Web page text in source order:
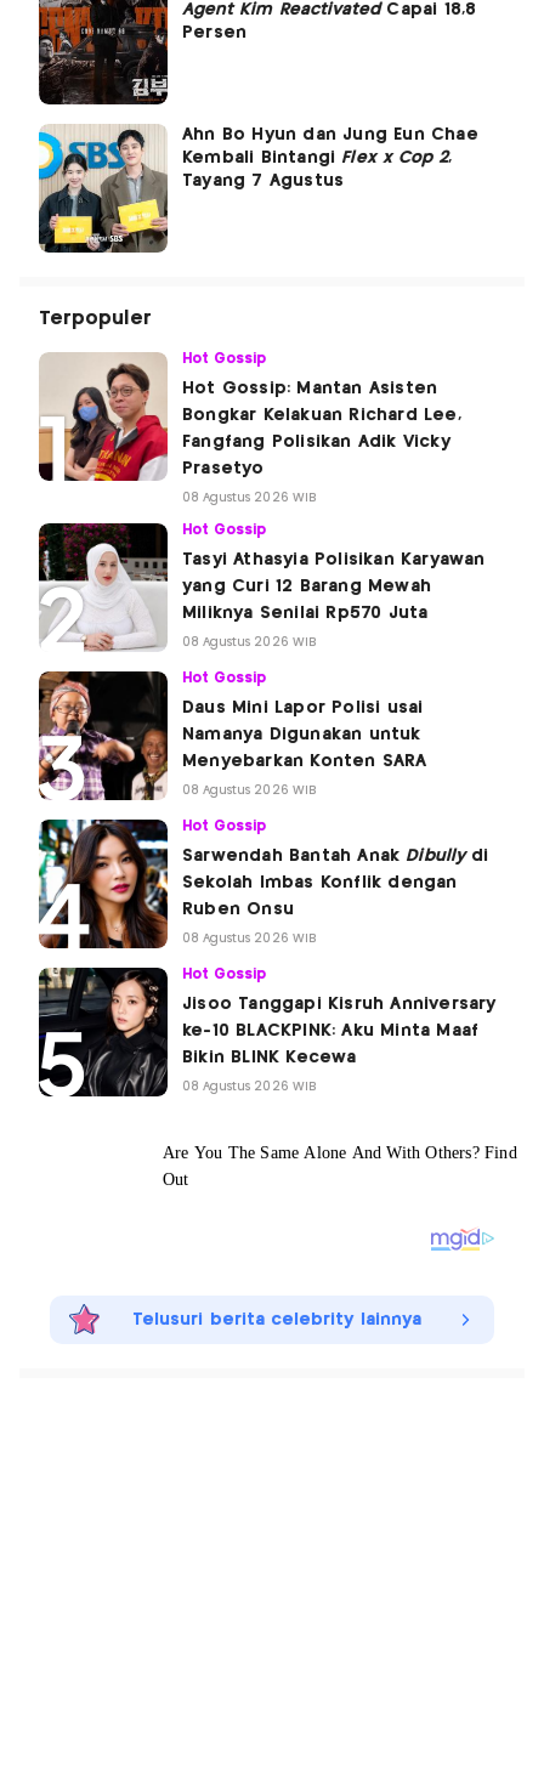
Agent Kim ReactivatedCapai 18,8
Persen
Ahn Bo Hyun dan Jung Eun Chae
Kembali Bintangi Flex x Cop 2,
Tayang 7 Agustus
Terpopuler
Hot Gossip
Hot Gossip: Mantan Asisten
Bongkar Kelakuan Richard Lee,
Fangfang Polisikan Adik Vicky
Prasetyo
08 Agustus 2026 WIB
Hot Gossip
Tasyi Athasyia Polisikan Karyawan
yang Curi 12 Barang Mewah
Miliknya Senilai Rp570 Juta
08 Agustus 2026 WIB
Hot Gossip
Daus Mini Lapor Polisi usai
Namanya Digunakan untuk
Menyebarkan Konten SARA
08 Agustus 2026 WIB
Hot Gossip
Sarwendah Bantah Anak Dibullydi
Sekolah Imbas Konflik dengan
Ruben Onsu
08 Agustus 2026 WIB
Hot Gossip
Jisoo Tanggapi Kisruh Anniversary
ke-10 BLACKPINK: Aku Minta Maaf
Bikin BLINK Kecewa
08 Agustus 2026 WIB
Telusuri berita celebrity lainnya